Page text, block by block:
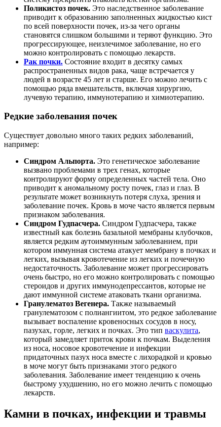
Поликистоз почек. Это наследственное заболевание
приводит к образованию заполненных жидкостью кист
по всей поверхности почек, из-за чего органы
становятся слишком большими и теряют функцию. Это
прогрессирующее, неизлечимое заболевание, но его
можно контролировать с помощью лекарств.
Рак почки. Состояние входит в десятку самых
распространенных видов рака, чаще встречается у
людей в возрасте 45 лет и старше. Его можно лечить с
помощью ряда вмешательств, включая хирургию,
лучевую терапию, иммунотерапию и химиотерапию.
Редкие заболевания почек
Существует довольно много таких редких заболеваний,
например:
Синдром Альпорта. Это генетическое заболевание
вызвано проблемами в трех генах, которые
контролируют форму определенных частей тела. Оно
приводит к аномальному росту почек, глаз и глаз. В
результате может возникнуть потеря слуха, зрения и
заболевание почек. Кровь в моче часто является первым
признаком заболевания.
Синдром Гудпасчера. Синдром Гудпасчера, также
известный как болезнь базальной мембраны клубочков,
является редким аутоиммунным заболеванием, при
котором иммунная система атакует мембрану в почках и
легких, вызывая кровотечение из легких и почечную
недостаточность. Заболевание может прогрессировать
очень быстро, но его можно контролировать с помощью
стероидов и других иммунодепрессантов, которые не
дают иммунной системе атаковать ткани организма.
Гранулематоз Вегенера. Также называемый
гранулематозом с полиангиитом, это редкое заболевание
вызывает воспаление кровеносных сосудов в носу,
пазухах, горле, легких и почках. Это тип васкулита,
который замедляет приток крови к почкам. Выделения
из носа, носовое кровотечение и инфекции
придаточных пазух носа вместе с лихорадкой и кровью
в моче могут быть признаками этого редкого
заболевания. Заболевание имеет тенденцию к очень
быстрому ухудшению, но его можно лечить с помощью
лекарств.
Камни в почках, инфекции и травмы